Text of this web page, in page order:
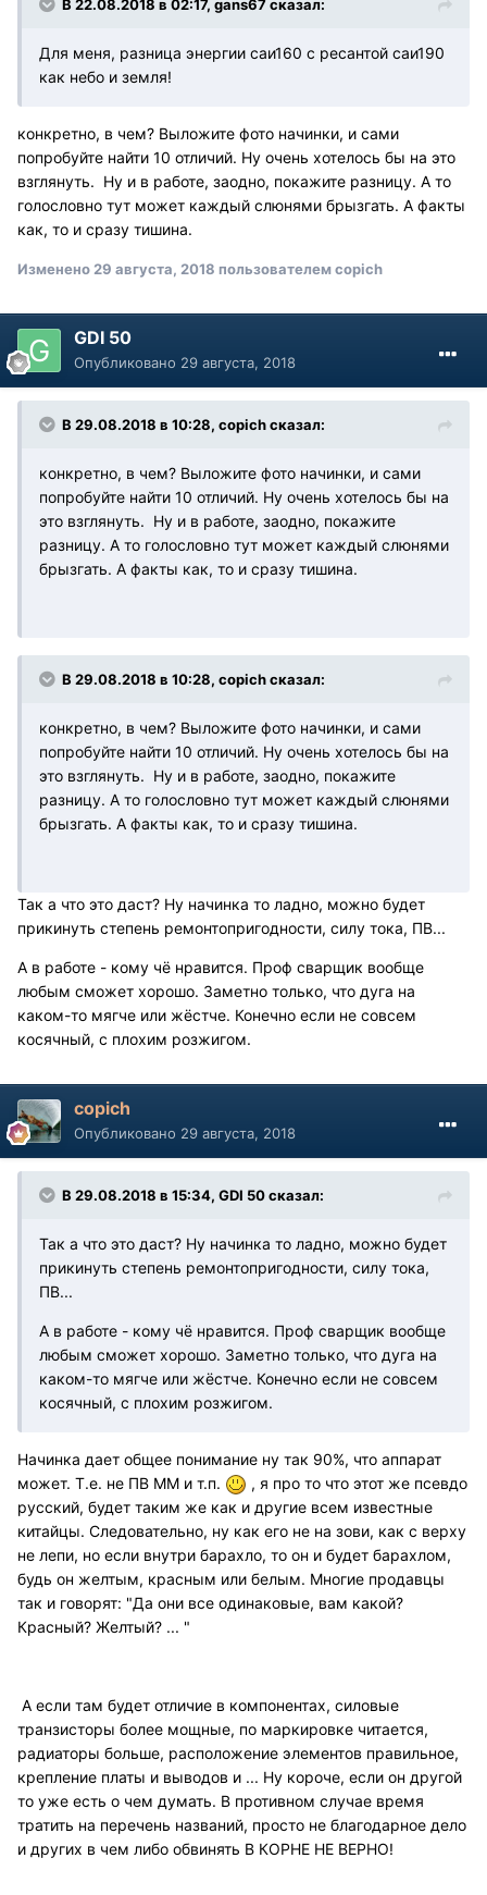
В 22.08.2018 в 02:17, gans67 сказал:
Для меня, разница энергии саи160 с ресантой саи190
как небо и земля!
конкретно, в чем? Выложите фото начинки, и сами
попробуйте найти 10 отличий. Ну очень хотелось бы на это
взглянуть. Ну и в работе, заодно, покажите разницу. А то
голословно тут может каждый слюнями брызгать. А факты
как, то и сразу тишина.
Изменено 29 августа, 2018 пользователем copich
GDI 50
Опубликовано 29 августа, 2018
В 29.08.2018 в 10:28, copich сказал:
конкретно, в чем? Выложите фото начинки, и сами
попробуйте найти 10 отличий. Ну очень хотелось бы на
это взглянуть. Ну и в работе, заодно, покажите
разницу. А то голословно тут может каждый слюнями
брызгать. А факты как, то и сразу тишина.
В 29.08.2018 в 10:28, copich сказал:
конкретно, в чем? Выложите фото начинки, и сами
попробуйте найти 10 отличий. Ну очень хотелось бы на
это взглянуть. Ну и в работе, заодно, покажите
разницу. А то голословно тут может каждый слюнями
брызгать. А факты как, то и сразу тишина.
Так а что это даст? Ну начинка то ладно, можно будет
прикинуть степень ремонтопригодности, силу тока, ПВ...
А в работе - кому чё нравится. Проф сварщик вообще
любым сможет хорошо. Заметно только, что дуга на
каком-то мягче или жёстче. Конечно если не совсем
косячный, с плохим розжигом.
copich
Опубликовано 29 августа, 2018
В 29.08.2018 в 15:34, GDI 50 сказал:
Так а что это даст? Ну начинка то ладно, можно будет
прикинуть степень ремонтопригодности, силу тока,
ПВ...
А в работе - кому чё нравится. Проф сварщик вообще
любым сможет хорошо. Заметно только, что дуга на
каком-то мягче или жёстче. Конечно если не совсем
косячный, с плохим розжигом.
Начинка дает общее понимание ну так 90%, что аппарат
может. Т.е. не ПВ ММ и т.п.
, я про то что этот же псевдо
русский, будет таким же как и другие всем известные
китайцы. Следовательно, ну как его не на зови, как с верху
не лепи, но если внутри барахло, то он и будет барахлом,
будь он желтым, красным или белым. Многие продавцы
так и говорят: "Да они все одинаковые, вам какой?
Красный? Желтый? ... "
А если там будет отличие в компонентах, силовые
транзисторы более мощные, по маркировке читается,
радиаторы больше, расположение элементов правильное,
крепление платы и выводов и ... Ну короче, если он другой
то уже есть о чем думать. В противном случае время
тратить на перечень названий, просто не благодарное дело
и других в чем либо обвинять В КОРНЕ НЕ ВЕРНО!